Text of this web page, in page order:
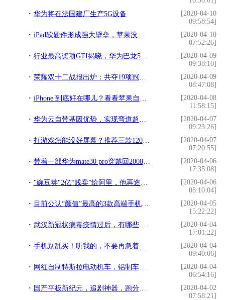
华为将在法国建厂生产5G设备
[2020-04-10
09:58:54]
iPad软硬件形成强大壁垒，苹果没有给平板市场后来者机会
[2020-04-10
07:52:26]
行业最高奖项GTI揭晓，华为巴龙5000领先5G实力再获肯定
[2020-04-09
09:38:10]
荣耀双十二战报出炉：共夺19项冠军，V30系列表现突出
[2020-04-09
08:47:08]
iPhone 到底好在哪儿？看看苹果自己怎么说
[2020-04-08
11:58:15]
华为云自带基因优势，实现弯道超车，未来将是阿里云最大竞争对手
[2020-04-07
09:23:26]
打游戏怎能没好屏幕？推荐三款120HZ刷新率屏幕手机，1999元起
[2020-04-07
07:20:55]
带着一部华为mate30 pro穿越回2008年，会是什么情景？
[2020-04-06
17:35:08]
"豌豆荚"2亿“贱卖”给阿里，他再造一个"轻芒"重新出发
[2020-04-06
08:10:04]
目前公认“颜值”最高的3款高端手机，华为小米无一上榜
[2020-04-05
15:22:22]
武汉新冠状病毒疫情过后，有哪些商机和机遇？
[2020-04-04
17:01:22]
手机别乱买！听我的，不要再急着买5G了
[2020-04-04
09:40:06]
网红自制特斯拉电动机车，铝制车身不怕砸，帅到惊动警察
[2020-04-04
06:54:16]
国产平板新纪元，追剧神器，跑分近7万，安卓9.0系统，400元不到
[2020-04-02
07:58:21]